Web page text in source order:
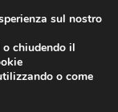
sul nostro
chiudendo il
o come